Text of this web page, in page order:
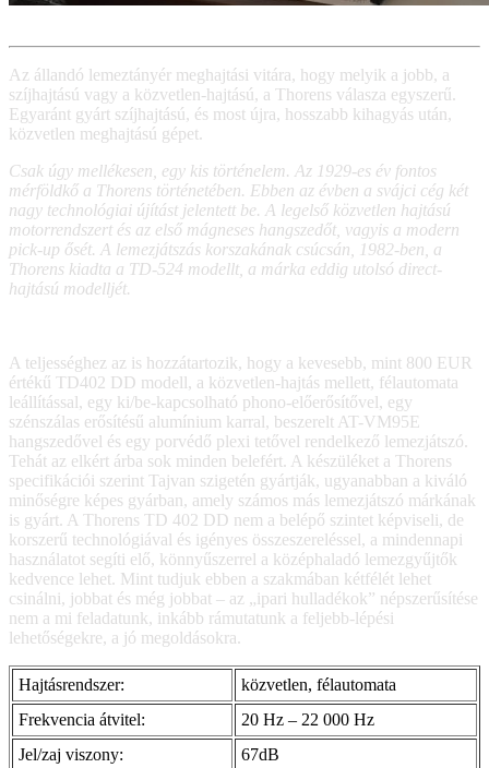
Az állandó lemeztányér meghajtási vitára, hogy melyik a jobb, a
szíjhajtású vagy a közvetlen-hajtású, a Thorens válasza egyszerű.
Egyaránt gyárt szíjhajtású, és most újra, hosszabb kihagyás után,
közvetlen meghajtású gépet.
Csak úgy mellékesen, egy kis történelem. Az 1929-es év fontos
mérföldkő a Thorens történetében. Ebben az évben a svájci cég két
nagy technológiai újítást jelentett be. A legelső közvetlen hajtású
motorrendszert és az első mágneses hangszedőt, vagyis a modern
pick-up ősét. A lemezjátszás korszakának csúcsán, 1982-ben, a
Thorens kiadta a TD-524 modellt, a márka eddig utolsó direct-
hajtású modelljét.
A teljességhez az is hozzátartozik, hogy a kevesebb, mint 800 EUR
értékű TD402 DD modell, a közvetlen-hajtás mellett, félautomata
leállítással, egy ki/be-kapcsolható phono-előerősítővel, egy
szénszálas erősítésű alumínium karral, beszerelt AT-VM95E
hangszedővel és egy porvédő plexi tetővel rendelkező lemezjátszó.
Tehát az elkért árba sok minden belefért. A készüléket a Thorens
specifikációi szerint Tajvan szigetén gyártják, ugyanabban a kiváló
minőségre képes gyárban, amely számos más lemezjátszó márkának
is gyárt. A Thorens TD 402 DD nem a belépő szintet képviseli, de
korszerű technológiával és igényes összeszereléssel, a mindennapi
használatot segíti elő, könnyűszerrel a középhaladó lemezgyűjtők
kedvence lehet. Mint tudjuk ebben a szakmában kétfélét lehet
csinálni, jobbat és még jobbat – az „ipari hulladékok” népszerűsítése
nem a mi feladatunk, inkább rámutatunk a feljebb-lépési
lehetőségekre, a jó megoldásokra.
Hajtásrendszer:
közvetlen, félautomata
Frekvencia átvitel:
20 Hz – 22 000 Hz
Jel/zaj viszony:
67dB